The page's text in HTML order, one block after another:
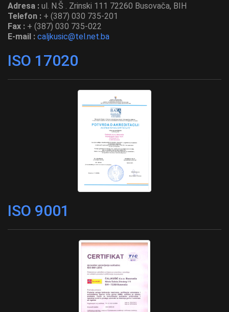
Adresa : ul. N.Š . Zrinski 111 72260 Busovača, BIH
Telefon : + (387) 030 735-201
Fax : + (387) 030 735-022
E-mail : caljkusic@tel.net.ba
ISO 17020
ISO 9001